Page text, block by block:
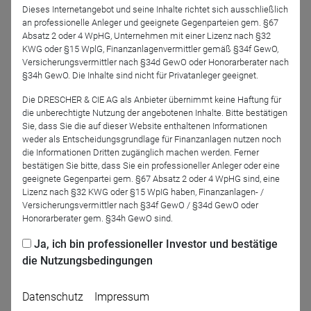
Entwicklungen und Veränderungen im Markt der
Nahversorgungsimmobilien.
Johannes Palla, Geschäftsführender Gesellschafter der
Habona Gruppe, und Manuel Jahn, Geschäftsführer der
und stehen Ihnen jederzeit für Ihre persönliche Fragen zur
Verfügung.
Jetzt für das Partner-Webinar anmelden
Dieses Internetangebot und seine Inhalte richtet sich ausschließlich
an professionelle Anleger und geeignete Gegenparteien gem. §67
Absatz 2 oder 4 WpHG, Unternehmen mit einer Lizenz nach §32
KWG oder §15 WplG, Finanzanlagenvermittler gemäß §34f GewO,
Versicherungsvermittler nach §34d GewO oder Honorarberater nach
§34h GewO. Die Inhalte sind nicht für Privatanleger geeignet.
Die DRESCHER & CIE AG als Anbieter übernimmt keine Haftung für
die unberechtigte Nutzung der angebotenen Inhalte. Bitte bestätigen
Sie, dass Sie die auf dieser Website enthaltenen Informationen
weder als Entscheidungsgrundlage für Finanzanlagen nutzen noch
die Informationen Dritten zugänglich machen werden. Ferner
bestätigen Sie bitte, dass Sie ein professioneller Anleger oder eine
geeignete Gegenpartei gem. §67 Absatz 2 oder 4 WpHG sind, eine
Lizenz nach §32 KWG oder §15 WpIG haben, Finanzanlagen- /
Versicherungsvermittler nach §34f GewO / §34d GewO oder
Honorarberater gem. §34h GewO sind.
Ja, ich bin professioneller Investor und bestätige
die Nutzungsbedingungen
Datenschutz Impressum